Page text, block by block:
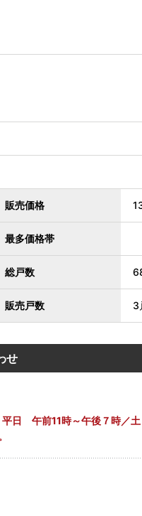
販売価格
最多価格帯
総戸数
販売戸数 3
せ
: 平日 午前11時～午後７時／